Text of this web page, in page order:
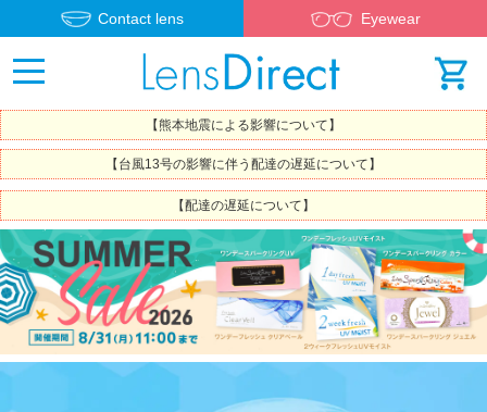
Contact lens Eyewear
【熊本地震による影響について】
【台風13号の影響に伴う配達の遅延について】
【配達の遅延について】